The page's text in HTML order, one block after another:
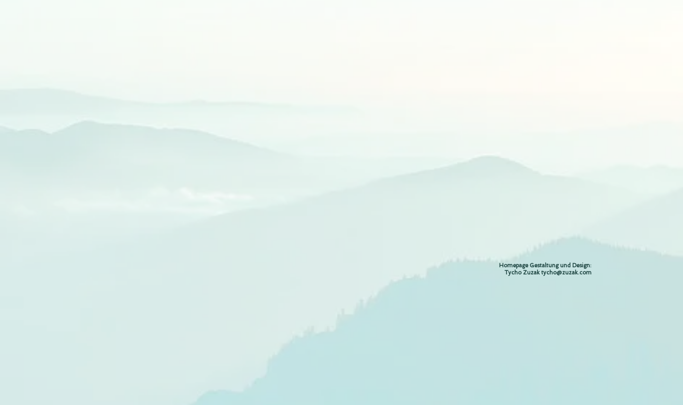
Homepage Gestaltung und Design:
Tycho Zuzak tycho@zuzak.com